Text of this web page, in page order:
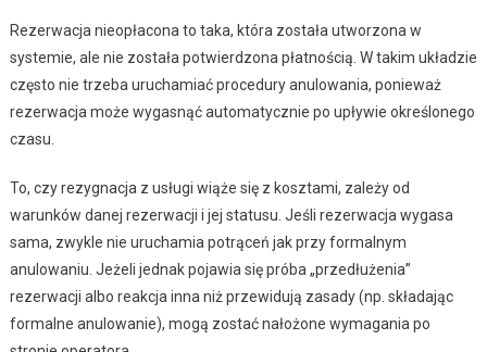
Rezerwacja nieopłacona to taka, która została utworzona w
systemie, ale nie została potwierdzona płatnością. W takim układzie
często nie trzeba uruchamiać procedury anulowania, ponieważ
rezerwacja może wygasnąć automatycznie po upływie określonego
czasu.
To, czy rezygnacja z usługi wiąże się z kosztami, zależy od
warunków danej rezerwacji i jej statusu. Jeśli rezerwacja wygasa
sama, zwykle nie uruchamia potrąceń jak przy formalnym
anulowaniu. Jeżeli jednak pojawia się próba „przedłużenia”
rezerwacji albo reakcja inna niż przewidują zasady (np. składając
formalne anulowanie), mogą zostać nałożone wymagania po